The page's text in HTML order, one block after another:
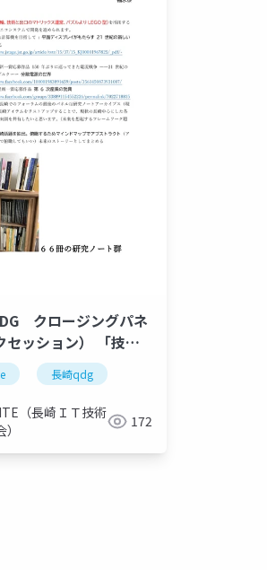
クロージングパネ
セッション） 「技術
未来を創造！ ～これ
ニアが未来を創るた
こと～」 参考資料
長崎qdg
（長崎ＩＴ技術
172